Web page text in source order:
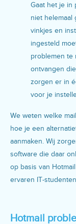
Gaat het je in
niet helemaal
vinkjes en
ingesteld
problemen te
ontvangen
zorgen er in
voor je
We weten welke
hoe je een
aanmaken. Wij
software die daar
op basis van
ervaren IT-
Hotmail